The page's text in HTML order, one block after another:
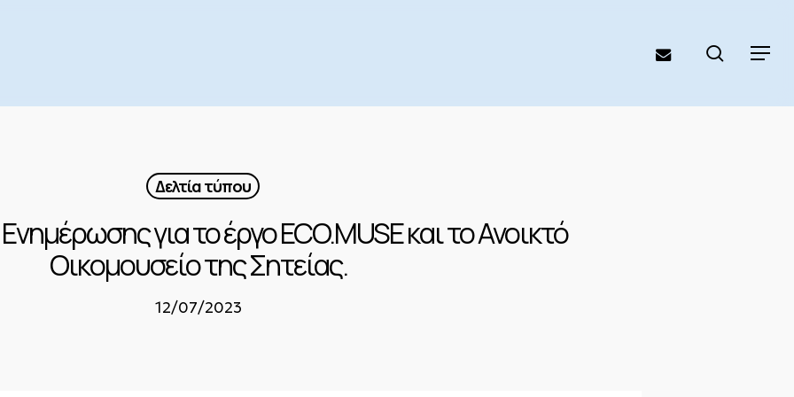
Menu
email search
Δελτία τύπου
για το έργο ECO.MUSE και το Ανοικτό
Οικομουσείο της Σητείας.
12/07/2023